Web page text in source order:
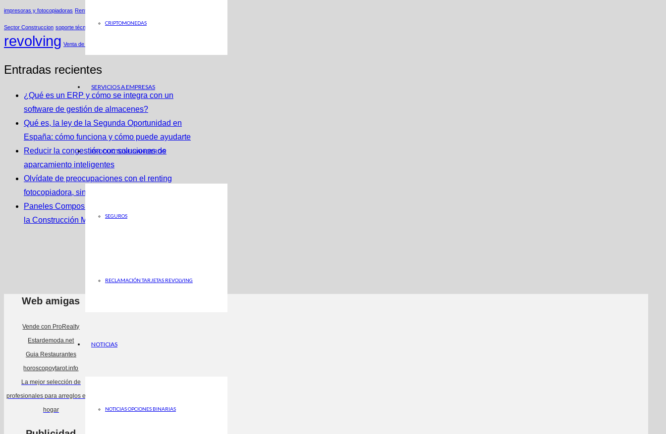
CRIPTOMONEDAS
SERVICIOS A EMPRESAS
PRODUCTOS FINANCIEROS
SEGUROS
RECLAMACIÓN TARJETAS REVOLVING
NOTICIAS
NOTICIAS OPCIONES BINARIAS
impresoras y fotocopiadoras Renting Fotocopiadoras
Sector Construccion soporte técnico
Tarjetas
revolving Venta de Bases de Datos
Entradas recientes
¿Qué es un ERP y cómo se integra con un
software de gestión de almacenes?
Qué es, la ley de la Segunda Oportunidad en
España: cómo funciona y cómo puede ayudarte
Reducir la congestión con soluciones de
aparcamiento inteligentes
Olvídate de preocupaciones con el renting
fotocopiadora, sin inversión inicial
Paneles Composite: Innovación y Eficiencia en
la Construcción Moderna
Web amigas
Vende con ProRealty
Estardemoda.net
Guia Restaurantes
horoscopoytarot.info
La mejor selección de
profesionales para arreglos en tu
hogar